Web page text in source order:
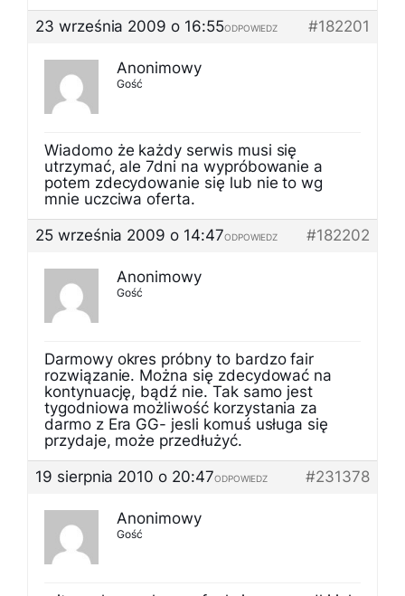
23 września 2009 o 16:55
#182201
ODPOWIEDZ
Anonimowy
Gość
Wiadomo że każdy serwis musi się
utrzymać, ale 7dni na wypróbowanie a
potem zdecydowanie się lub nie to wg
mnie uczciwa oferta.
25 września 2009 o 14:47
#182202
ODPOWIEDZ
Anonimowy
Gość
Darmowy okres próbny to bardzo fair
rozwiązanie. Można się zdecydować na
kontynuację, bądź nie. Tak samo jest
tygodniowa możliwość korzystania za
darmo z Era GG- jesli komuś usługa się
przydaje, może przedłużyć.
19 sierpnia 2010 o 20:47
#231378
ODPOWIEDZ
Anonimowy
Gość